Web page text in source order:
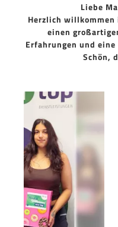
Liebe
Herzlich willkommen
einen
Erfahrungen und
Schön,